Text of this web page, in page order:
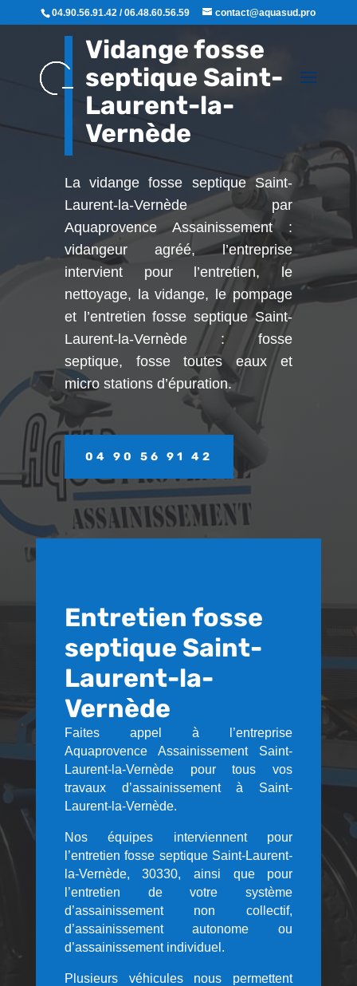
04.90.56.91.42 / 06.48.60.56.59 contact@aquasud.pro
Vidange fosse
septique Saint-
Laurent-la-
Vernède
La vidange fosse septique Saint-
Laurent-la-Vernède par
Aquaprovence Assainissement :
vidangeur agréé, l’entreprise
intervient pour l’entretien, le
nettoyage, la vidange, le pompage
et l’entretien fosse septique Saint-
Laurent-la-Vernède : fosse
septique, fosse toutes eaux et
micro stations d’épuration.
04 90 56 91 42
Entretien fosse
septique Saint-
Laurent-la-
Vernède
Faites appel à l’entreprise
Aquaprovence Assainissement Saint-
Laurent-la-Vernède pour tous vos
travaux d’assainissement à Saint-
Laurent-la-Vernède.
Nos équipes interviennent pour
l’entretien fosse septique Saint-Laurent-
la-Vernède, 30330, ainsi que pour
l’entretien de votre système
d’assainissement non collectif,
d’assainissement autonome ou
d’assainissement individuel.
Plusieurs véhicules nous permettent